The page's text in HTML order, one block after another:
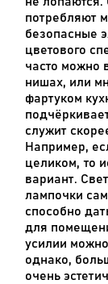
потребляют
безопасные
цветового
часто можно
нишах, или
фартуком
служит
Например,
целиком, то
вариант.
лампочки
способно
для
усилии можно
однако,
очень